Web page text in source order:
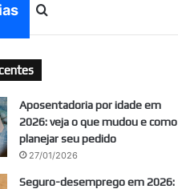
Aposentadoria por idade em
2026: veja o que mudou e como
planejar seu pedido
27/01/2026
Seguro-desemprego em 2026: